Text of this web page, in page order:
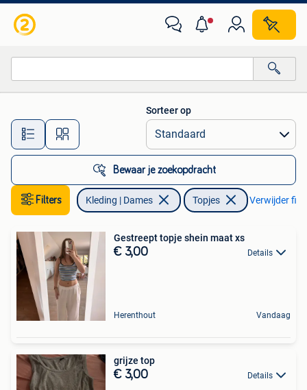
Alle afstanden…
Sorteer op
Bewaar je zoekopdracht
Filters Kleding | Dames Topjes Verwijder
Gestreept topje shein maat xs
€ 3,00 Details
Herenthout Vandaag
grijze top
€ 3,00 Details